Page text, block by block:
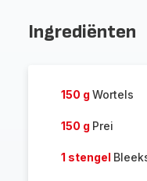
Ingrediënten
150 g Wortels
150 g Prei
1 stengel